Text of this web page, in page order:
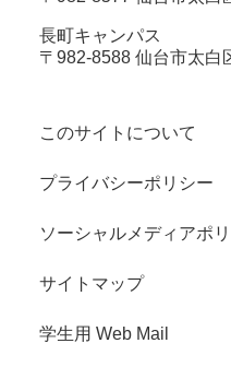
長町キャンパス
〒982-8588 仙台市太白
このサイトについて
プライバシーポリシー
ソーシャルメディアポ
サイトマップ
学生用 Web Mail